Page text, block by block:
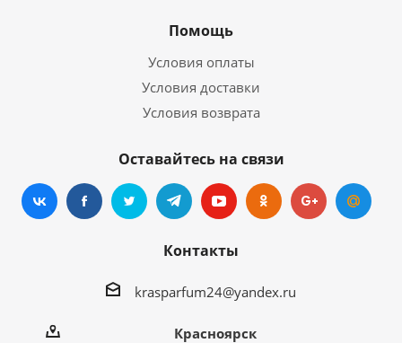
Помощь
Условия оплаты
Условия доставки
Условия возврата
Оставайтесь на связи
Контакты
krasparfum24@yandex.ru
Красноярск